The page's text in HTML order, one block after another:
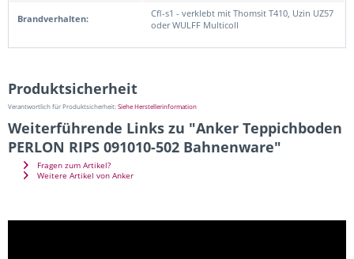
Brandverhalten:
Cfl-s1 - verklebt mit Thomsit T410, Uzin UZ57
oder WULFF Multicoll
Produktsicherheit
Verantwortlich für Produktsicherheit:Siehe Herstellerinformation
Weiterführende Links zu "Anker Teppichboden
PERLON RIPS 091010-502 Bahnenware"
Fragen zum Artikel?
Weitere Artikel von Anker